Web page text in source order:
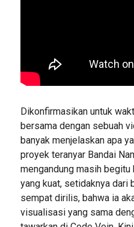
Dikonfirmasikan untuk
bersama dengan sebuah
banyak menjelaskan apa
proyek teranyar Bandai
mengandung masih
yang kuat, setidaknya dari
sempat dirilis, bahwa ia
visualisasi yang sama